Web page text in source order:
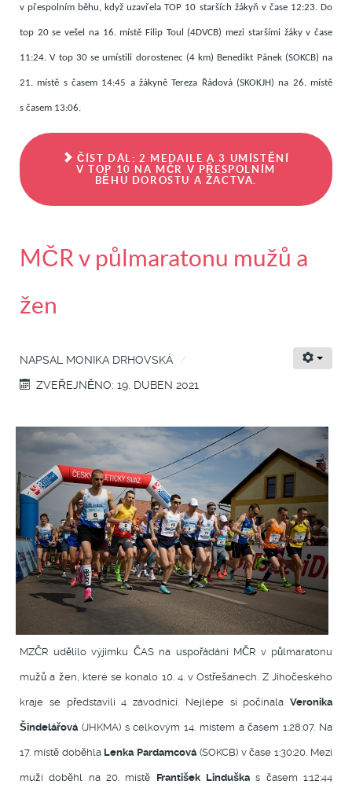
v přespolním běhu, když uzavřela TOP 10 starších žákyň v čase 12:23. Do
top 20 se vešel na 16. místě Filip Toul (4DVCB) mezi staršími žáky v čase
11:24. V top 30 se umístili dorostenec (4 km) Benedikt Pánek (SOKCB) na
21. místě s časem 14:45 a žákyně Tereza Řádová (SKOKJH) na 26. místě
s časem 13:06.
ČÍST DÁL: 2 MEDAILE A 3 UMÍSTĚNÍ
V TOP 10 NA MČR V PŘESPOLNÍM
BĚHU DOROSTU A ŽACTVA.
MČR v půlmaratonu mužů a
žen
NAPSAL MONIKA DRHOVSKÁ
ZVEŘEJNĚNO: 19. DUBEN 2021
MZČR udělilo výjimku ČAS na uspořádání MČR v půlmaratonu
mužů a žen, které se konalo 10. 4. v Ostřešanech. Z Jihočeského
kraje se představili 4 závodníci. Nejlépe si počínala Veronika
Šindelářová (JHKMA) s celkovým 14. místem a časem 1:28:07. Na
17. místě doběhla Lenka Pardamcová (SOKCB) v čase 1:30:20. Mezi
muži doběhl na 20. místě František Linduška s časem 1:12:44